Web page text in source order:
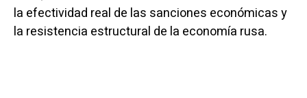
la efectividad real de las sanciones económicas y
la resistencia estructural de la economía rusa.